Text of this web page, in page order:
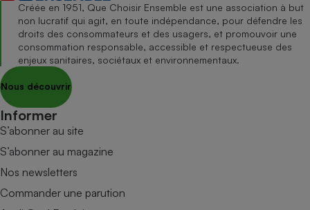
Créée en 1951, Que Choisir Ensemble est une association à but
non lucratif qui agit, en toute indépendance, pour défendre les
droits des consommateurs et des usagers, et promouvoir une
consommation responsable, accessible et respectueuse des
enjeux sanitaires, sociétaux et environnementaux.
Nous découvrir
Informer
S’abonner au site
S’abonner au magazine
Nos newsletters
Commander une parution